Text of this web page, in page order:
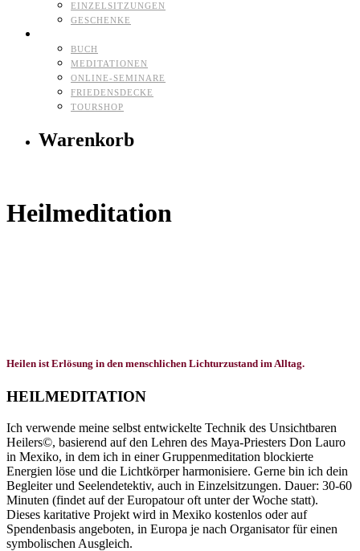
EINZELSITZUNGEN
GESCHENKE
BUCH
MEDITATIONEN
ONLINE-SEMINARE
FRIEDENSDECKE
TOURSHOP
Warenkorb
Heilmeditation
Heilen ist Erlösung in den menschlichen Lichturzustand im Alltag.
HEILMEDITATION
Ich verwende meine selbst entwickelte Technik des Unsichtbaren
Heilers©, basierend auf den Lehren des Maya-Priesters Don Lauro
in Mexiko, in dem ich in einer Gruppenmeditation blockierte
Energien löse und die Lichtkörper harmonisiere. Gerne bin ich dein
Begleiter und Seelendetektiv, auch in Einzelsitzungen. Dauer: 30-60
Minuten (findet auf der Europatour oft unter der Woche statt).
Dieses karitative Projekt wird in Mexiko kostenlos oder auf
Spendenbasis angeboten, in Europa je nach Organisator für einen
symbolischen Ausgleich.